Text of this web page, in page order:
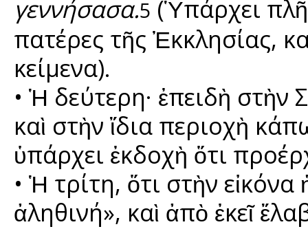
γεννήσασα.5 (Ὑπάρχει
πατέρες τῆς Ἐκκλησίας,
κείμενα).
• Ἡ δεύτερη· ἐπειδὴ στὴν
καὶ στὴν ἴδια περιοχὴ
ὑπάρχει ἐκδοχὴ ὅτι
• Ἡ τρίτη, ὅτι στὴν
ἀληθινή», καὶ ἀπὸ ἐκεῖ